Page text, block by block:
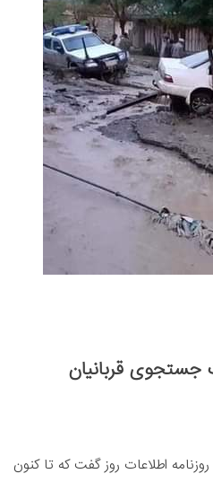
جستجوی قربانیان
دولت در امور رسیدگی به حوادث امروز (شنبه، ۱۵ سنبله) به روزنامه اطلاعات روز گفت که تا کنون